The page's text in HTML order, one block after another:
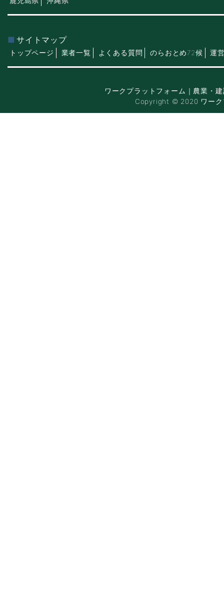
サイトマップ
トップページ 業者一覧 よくある質問 のらおとめ72候 運
ワークプラットフォーム｜農業・
Copyright © 2020 ワーク